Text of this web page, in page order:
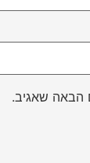
הבאה שאגיב.